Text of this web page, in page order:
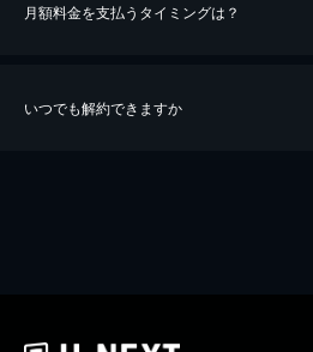
※40％ポイント還元の対象は、クレジットカード決
iOSアプリのUコイン決済による作品の購入 / レン
月額料金を支払うタイミングは？
いつでも解約できますか